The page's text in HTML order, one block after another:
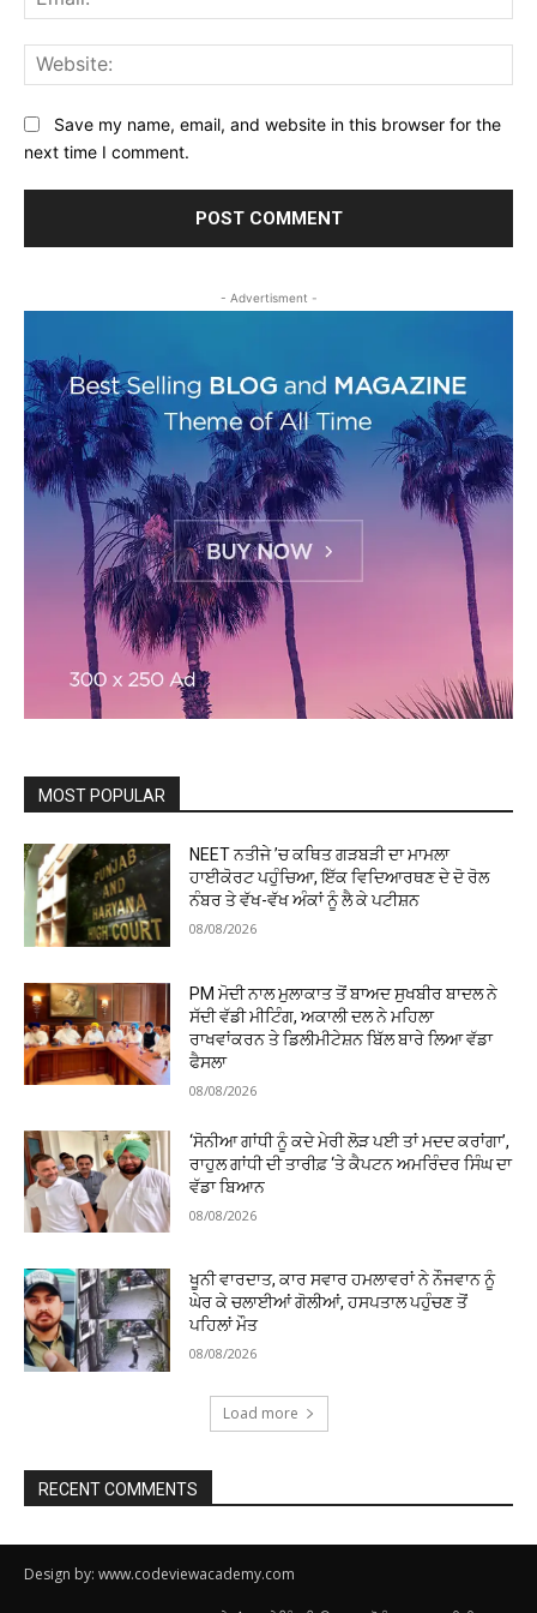
Save my name, email, and website in this browser for the
next time I comment.
- Advertisment -
MOST POPULAR
NEET ਨਤੀਜੇ ’ਚ ਕਥਿਤ ਗੜਬੜੀ ਦਾ ਮਾਮਲਾ
ਹਾਈਕੋਰਟ ਪਹੁੰਚਿਆ, ਇੱਕ ਵਿਦਿਆਰਥਣ ਦੇ ਦੋ ਰੋਲ
ਨੰਬਰ ਤੇ ਵੱਖ-ਵੱਖ ਅੰਕਾਂ ਨੂੰ ਲੈ ਕੇ ਪਟੀਸ਼ਨ
08/08/2026
PM ਮੋਦੀ ਨਾਲ ਮੁਲਾਕਾਤ ਤੋਂ ਬਾਅਦ ਸੁਖਬੀਰ ਬਾਦਲ ਨੇ
ਸੱਦੀ ਵੱਡੀ ਮੀਟਿੰਗ, ਅਕਾਲੀ ਦਲ ਨੇ ਮਹਿਲਾ
ਰਾਖਵਾਂਕਰਨ ਤੇ ਡਿਲੀਮੀਟੇਸ਼ਨ ਬਿੱਲ ਬਾਰੇ ਲਿਆ ਵੱਡਾ
ਫੈਸਲਾ
08/08/2026
‘ਸੋਨੀਆ ਗਾਂਧੀ ਨੂੰ ਕਦੇ ਮੇਰੀ ਲੋੜ ਪਈ ਤਾਂ ਮਦਦ ਕਰਾਂਗਾ’,
ਰਾਹੁਲ ਗਾਂਧੀ ਦੀ ਤਾਰੀਫ਼ ‘ਤੇ ਕੈਪਟਨ ਅਮਰਿੰਦਰ ਸਿੰਘ ਦਾ
ਵੱਡਾ ਬਿਆਨ
08/08/2026
ਖੂਨੀ ਵਾਰਦਾਤ, ਕਾਰ ਸਵਾਰ ਹਮਲਾਵਰਾਂ ਨੇ ਨੌਜਵਾਨ ਨੂੰ
ਘੇਰ ਕੇ ਚਲਾਈਆਂ ਗੋਲੀਆਂ, ਹਸਪਤਾਲ ਪਹੁੰਚਣ ਤੋਂ
ਪਹਿਲਾਂ ਮੌਤ
08/08/2026
Load more
RECENT COMMENTS
Design by: www.codeviewacademy.com